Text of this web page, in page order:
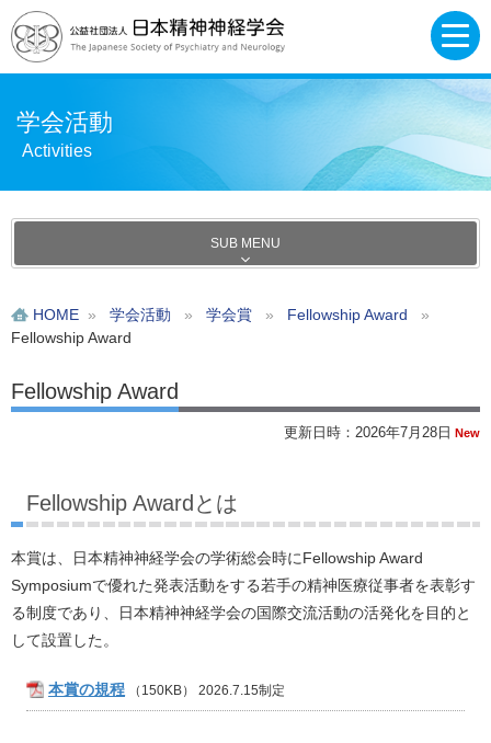
学会活動
Activities
SUB MENU
HOME » 学会活動 » 学会賞 » Fellowship Award
»
Fellowship Award
Fellowship Award
更新日時：2026年7月28日 New
Fellowship Awardとは
本賞は、日本精神神経学会の学術総会時にFellowship Award
Symposiumで優れた発表活動をする若手の精神医療従事者を表彰す
る制度であり、日本精神神経学会の国際交流活動の活発化を目的と
して設置した。
本賞の規程 （150KB） 2026.7.15制定